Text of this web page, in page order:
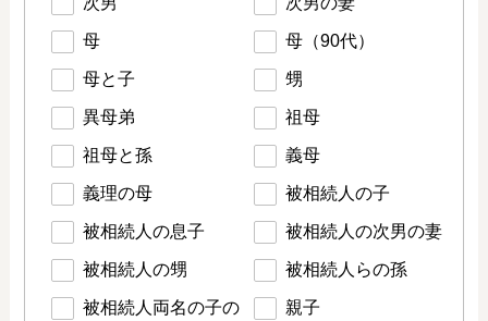
母 母（90代）
母と子 甥
異母弟 祖母
祖母と孫 義母
義理の母 被相続人の子
被相続人の息子 被相続人の次男の妻
被相続人の甥 被相続人らの孫
被相続人両名の子の
親子